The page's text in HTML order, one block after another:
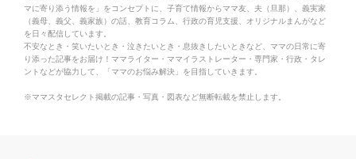
マに寄り添う情報を」をコンセプトに、子育て情報からママ友、夫（旦那）、義実家
（義母、義父、義家族）の話、教育コラム、行政の育児支援、オリジナルまんがなど
を日々配信しています。
不安なとき・笑いたいとき・泣きたいとき・息抜きしたいときなど、ママの日常に寄
り添った記事をお届け！ママライター・ママイラストレーター・専門家・行政・タレ
ントなどが協力して、「ママのお悩み解決」を目指していきます。
※ママスタセレクト掲載の記事・写真・図表など無断転載を禁止します。